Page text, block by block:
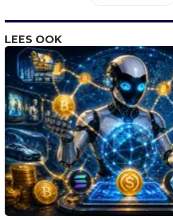
LEES OOK